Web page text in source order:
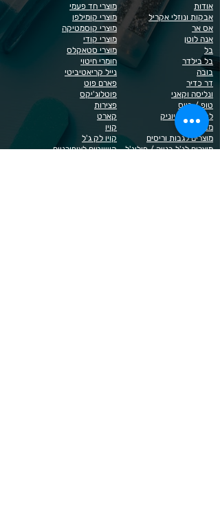
מוצרי חד פעמי
מוצרי קומילפו
מוצרי קוסמטיקה
מוצרי קודי
מוצרי סטאקלס
חומרי חיטוי
נייל קריאטיביטי
פארם פוט
פוטלוג'יקס
פצירות
קארט
קויו
קויו לק ג'ל
קישוטים לציפורניים
אודות
אבקות ונוזלי אקריל
אס אר
אנה לוטן
בל
בל בילדר
בובה
דר כדיר
ונליסה וקאני
טופ / בייס
לק רגיל לה יוניק
מבצעים
מוצרים לגבות וריסים
מוצרים לג'ל בנייה / פוליג'ל